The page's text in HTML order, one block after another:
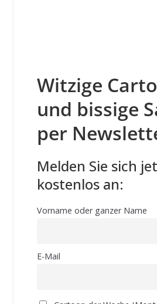
Witzige
und bissige
per
Melden Sie sich
kostenlos an:
Vorname oder ganzer Name
E-Mail